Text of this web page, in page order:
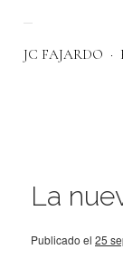
JC FAJARDO
La
Publicado el 25